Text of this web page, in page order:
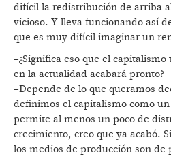
difícil la redistribución de arriba
vicioso. Y lleva funcionando así
que es muy difícil imaginar un
–¿Significa eso que el
en la actualidad acabará pronto?
–Depende de lo que queramos
definimos el capitalismo como
permite al menos un poco de
crecimiento, creo que ya acabó.
los medios de producción son